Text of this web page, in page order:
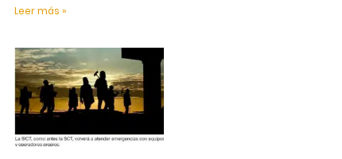
Leer más »